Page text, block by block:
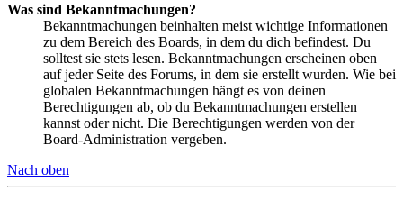
Was sind Bekanntmachungen?
Bekanntmachungen beinhalten meist wichtige Informationen
zu dem Bereich des Boards, in dem du dich befindest. Du
solltest sie stets lesen. Bekanntmachungen erscheinen oben
auf jeder Seite des Forums, in dem sie erstellt wurden. Wie bei
globalen Bekanntmachungen hängt es von deinen
Berechtigungen ab, ob du Bekanntmachungen erstellen
kannst oder nicht. Die Berechtigungen werden von der
Board-Administration vergeben.
Nach oben